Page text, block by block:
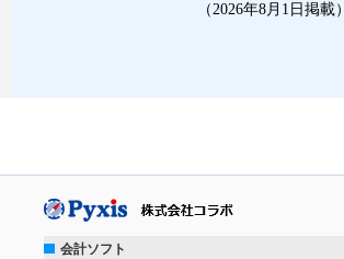
（2026年8月1日掲載）
会計ソフト